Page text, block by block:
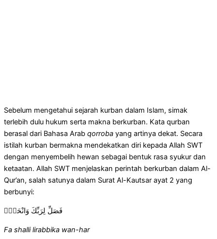
Sebelum mengetahui sejarah kurban dalam Islam, simak
terlebih dulu hukum serta makna berkurban. Kata qurban
berasal dari Bahasa Arab qorroba yang artinya dekat. Secara
istilah kurban bermakna mendekatkan diri kepada Allah SWT
dengan menyembelih hewan sebagai bentuk rasa syukur dan
ketaatan. Allah SWT menjelaskan perintah berkurban dalam Al-
Qur’an, salah satunya dalam Surat Al-Kautsar ayat 2 yang
berbunyi:
فَصَلِّ لِرَبِّكَ وَانْحَرْۗ
Fa shalli lirabbika wan-har